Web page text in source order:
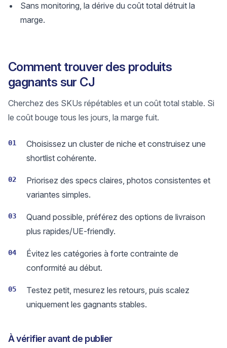
Sans monitoring, la dérive du coût total détruit la
marge.
Comment trouver des produits
gagnants sur CJ
Cherchez des SKUs répétables et un coût total stable. Si
le coût bouge tous les jours, la marge fuit.
01
Choisissez un cluster de niche et construisez une
shortlist cohérente.
02
Priorisez des specs claires, photos consistentes et
variantes simples.
03
Quand possible, préférez des options de livraison
plus rapides/UE-friendly.
04
Évitez les catégories à forte contrainte de
conformité au début.
05
Testez petit, mesurez les retours, puis scalez
uniquement les gagnants stables.
À vérifier avant de publier